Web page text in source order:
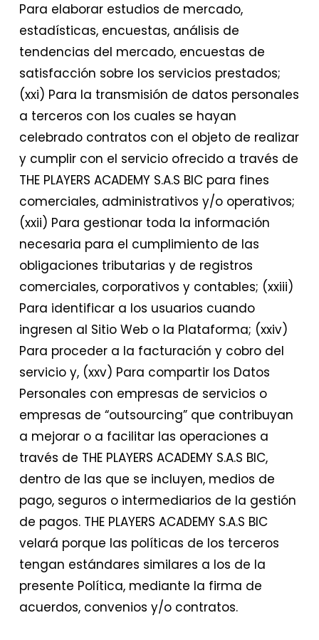
Para elaborar estudios de mercado,
estadísticas, encuestas, análisis de
tendencias del mercado, encuestas de
satisfacción sobre los servicios prestados;
(xxi) Para la transmisión de datos personales
a terceros con los cuales se hayan
celebrado contratos con el objeto de realizar
y cumplir con el servicio ofrecido a través de
THE PLAYERS ACADEMY S.A.S BIC para fines
comerciales, administrativos y/o operativos;
(xxii) Para gestionar toda la información
necesaria para el cumplimiento de las
obligaciones tributarias y de registros
comerciales, corporativos y contables; (xxiii)
Para identificar a los usuarios cuando
ingresen al Sitio Web o la Plataforma; (xxiv)
Para proceder a la facturación y cobro del
servicio y, (xxv) Para compartir los Datos
Personales con empresas de servicios o
empresas de “outsourcing” que contribuyan
a mejorar o a facilitar las operaciones a
través de THE PLAYERS ACADEMY S.A.S BIC,
dentro de las que se incluyen, medios de
pago, seguros o intermediarios de la gestión
de pagos. THE PLAYERS ACADEMY S.A.S BIC
velará porque las políticas de los terceros
tengan estándares similares a los de la
presente Política, mediante la firma de
acuerdos, convenios y/o contratos.